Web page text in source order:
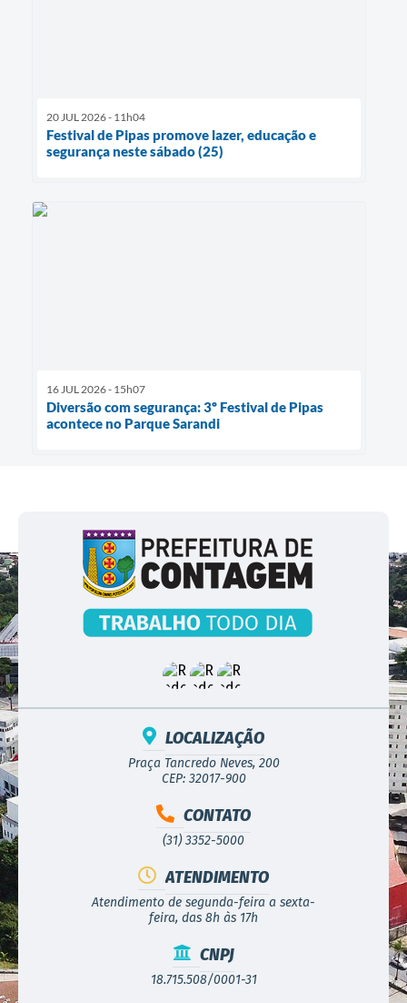
20 JUL 2026 - 11h04
Festival de Pipas promove lazer, educação e
segurança neste sábado (25)
16 JUL 2026 - 15h07
Diversão com segurança: 3º Festival de Pipas
acontece no Parque Sarandi
LOCALIZAÇÃO
Praça Tancredo Neves, 200
CEP: 32017-900
CONTATO
(31) 3352-5000
ATENDIMENTO
Atendimento de segunda-feira a sexta-
feira, das 8h às 17h
CNPJ
18.715.508/0001-31